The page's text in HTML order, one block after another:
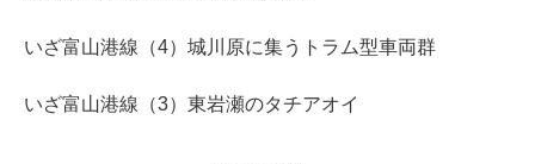
いざ富山港線（4）城川原に集うトラム型車両群
いざ富山港線（3）東岩瀬のタチアオイ